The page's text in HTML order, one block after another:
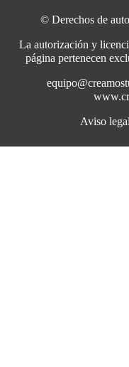
© Derechos de
La autorización y
página pertenecen
Aviso